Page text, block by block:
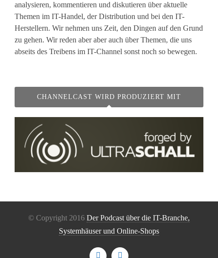
analysieren, kommentieren und diskutieren über aktuelle
Themen im IT-Handel, der Distribution und bei den IT-
Herstellern. Wir nehmen uns Zeit, den Dingen auf den Grund
zu gehen. Wir reden aber aber auch über Themen, die uns
abseits des Treibens im IT-Channel sonst noch so bewegen.
CHANNELCAST WIRD PRODUZIERT MIT
© Copyright 2016 Der Podcast über die IT-Branche,
Systemhäuser und Online-Shops